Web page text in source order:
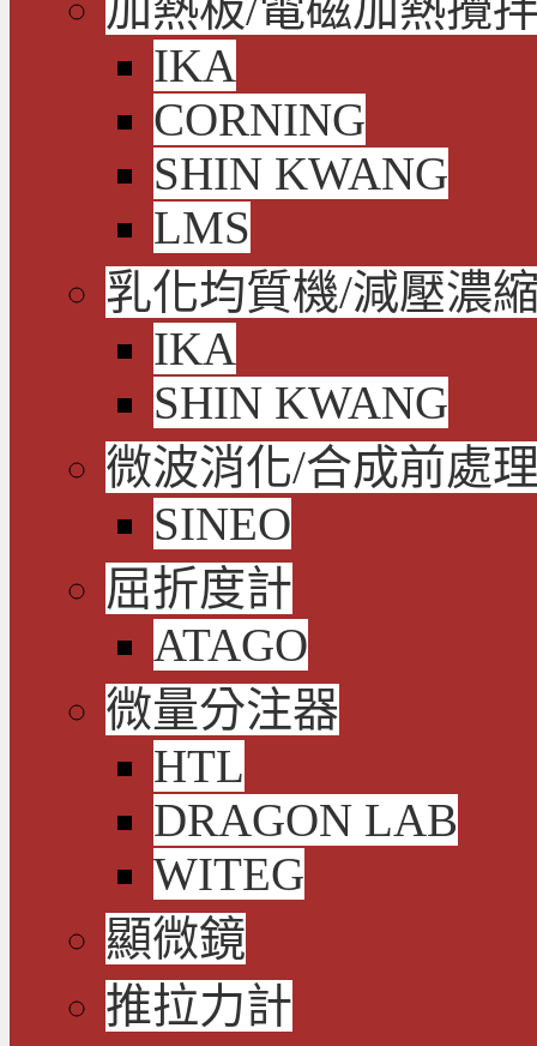
IKA
CORNING
SHIN KWANG
LMS
乳化均質機/減壓濃
IKA
SHIN KWANG
微波消化/合成前處
SINEO
屈折度計
ATAGO
微量分注器
HTL
DRAGON LAB
WITEG
顯微鏡
推拉力計